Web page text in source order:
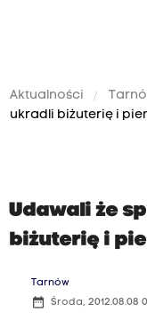
Aktualności
ukradli biżuterię i
Udawali że
biżuterię i
Tarnów
date_range Środa, 2012.08.08